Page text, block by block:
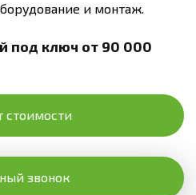
и монтаж.
под ключ от 90 000
стоимости
звонок